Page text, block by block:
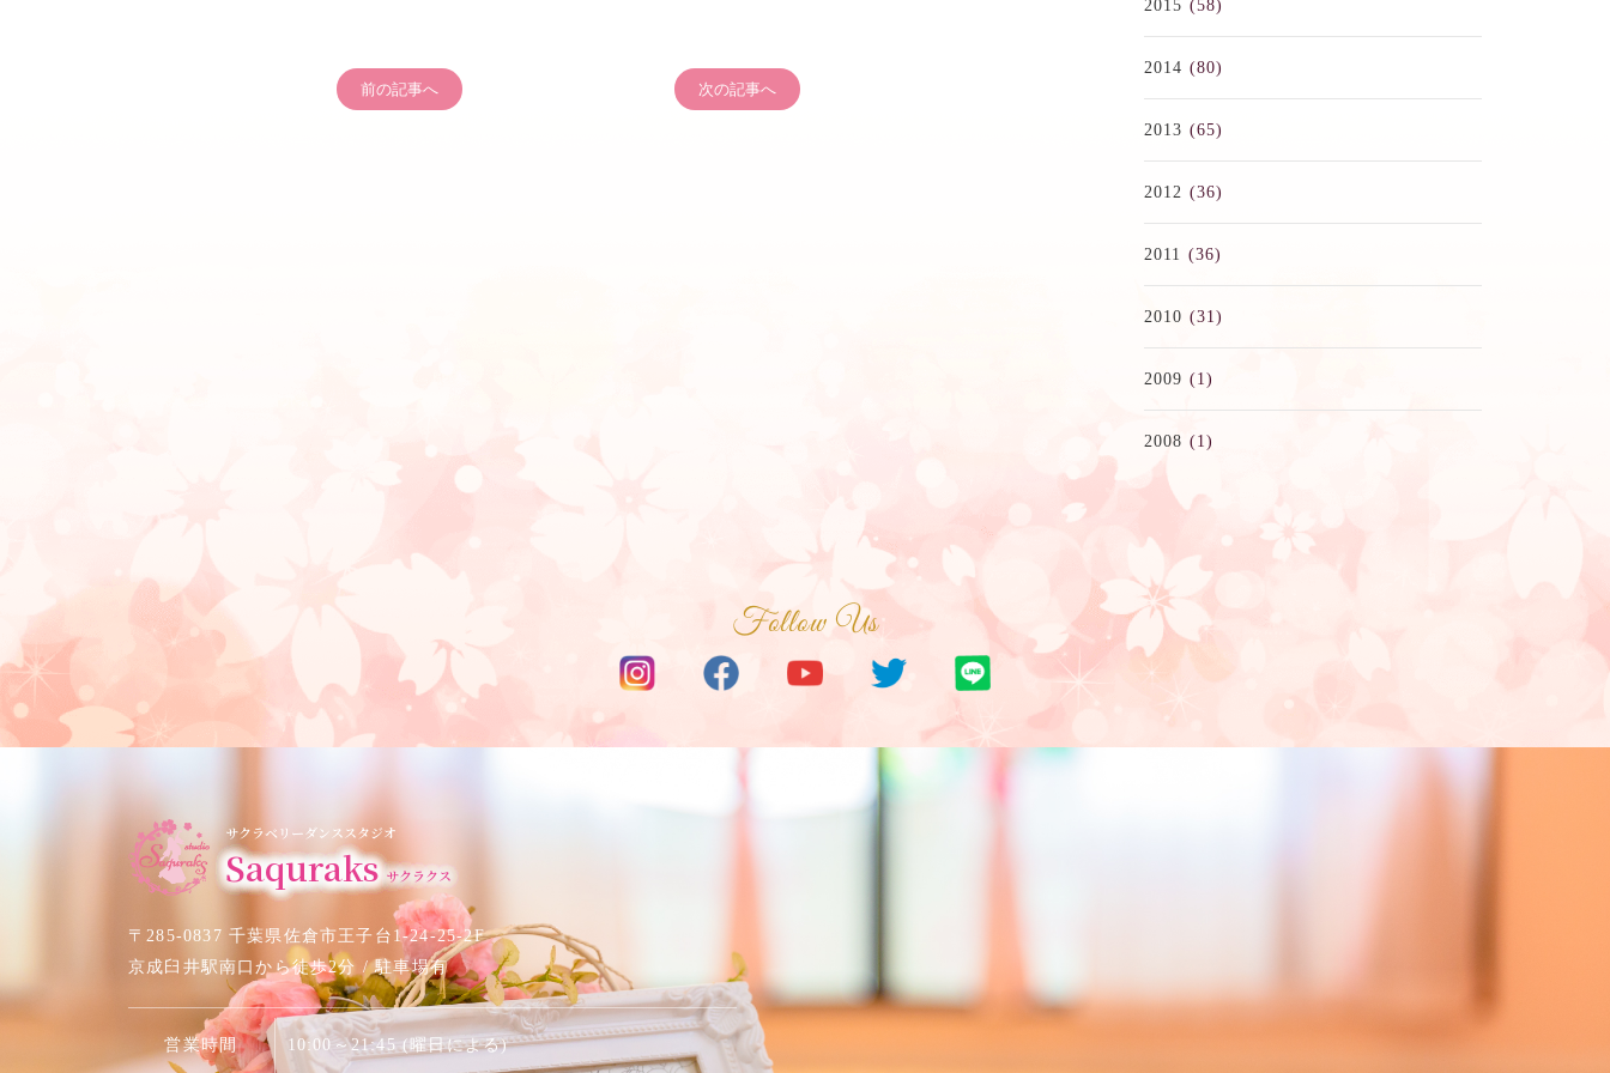
前の記事へ 次の記事へ
2015 (58)
2014 (80)
2013 (65)
2012 (36)
2011 (36)
2010 (31)
2009 (1)
2008 (1)
Follow Us
サクラベリーダンススタジオ
Saquraks サクラクス
〒285-0837 千葉県佐倉市王子台1-24-25-2F
京成臼井駅南口から徒歩2分 / 駐車場有
営業時間 10:00～21:45 (曜日による)